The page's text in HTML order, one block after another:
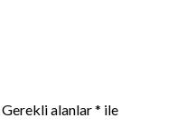
Gerekli alanlar* ile